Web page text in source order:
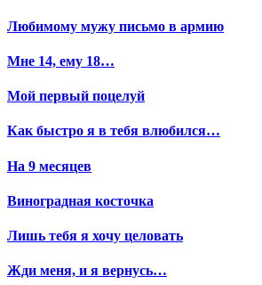
Любимому мужу письмо в армию
Мне 14, ему 18…
Мой первый поцелуй
Как быстро я в тебя влюбился…
На 9 месяцев
Виноградная косточка
Лишь тебя я хочу целовать
Жди меня, и я вернусь…